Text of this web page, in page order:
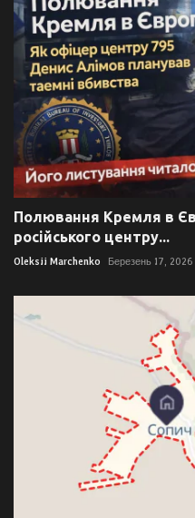
Полювання Кремля в
російського центру...
Oleksii Marchenko Березень 17, 2026